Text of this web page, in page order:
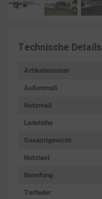
Technische Details
Artikelnummer
Außenmaß
Nutzmaß
Ladehöhe
Gesamtgewicht
Nutzlast
Bereifung
Tieflader